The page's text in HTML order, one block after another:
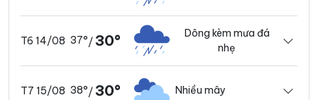
T6 14/08 37°/30°
Dông kèm mưa đá
nhẹ
T7 15/08 38°/30° Nhiều mây